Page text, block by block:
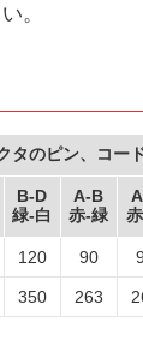
。
タのピン、コー
B-D
緑-白
A-B
赤-緑
120 90
350 263